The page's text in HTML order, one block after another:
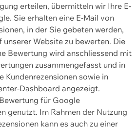
erteilen, übermitteln wir Ihre E-
Sie erhalten eine E-Mail von
in der Sie gebeten werden,
Website zu bewerten. Die
Bewertung wird anschliessend mit
zusammengefasst und in
Kundenrezensionen sowie in
Dashboard angezeigt.
für Google
genutzt. Im Rahmen der Nutzung
kann es auch zu einer